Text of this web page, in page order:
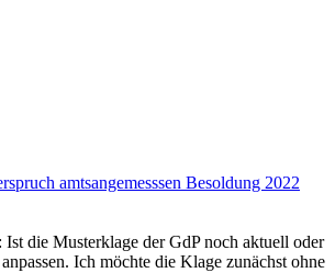
amtsangemesssen Besoldung 2022
Ist die Musterklage der GdP noch aktuell oder
Ich möchte die Klage zunächst ohne